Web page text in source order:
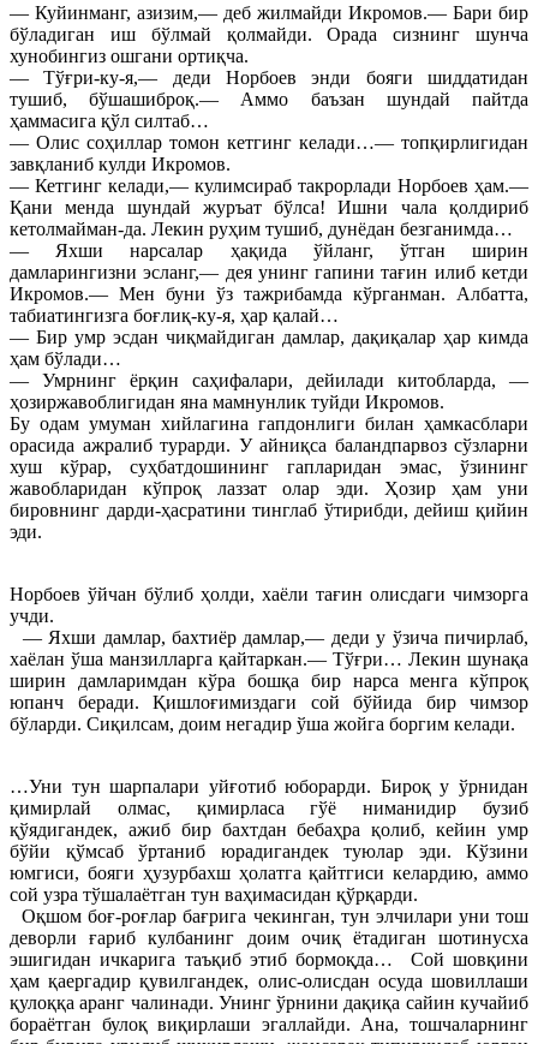
— Куйинманг, азизим,— деб жилмайди Икромов.— Бари бир
бўладиган иш бўлмай қолмайди. Орада сизнинг шунча
хунобингиз ошгани ортиқча.
— Тўғри-ку-я,— деди Норбоев энди бояги шиддатидан
тушиб, бўшашиброқ.— Аммо баъзан шундай пайтда
ҳаммасига қўл силтаб…
— Олис соҳиллар томон кетгинг келади…— топқирлигидан
завқланиб кулди Икромов.
— Кетгинг келади,— кулимсираб такрорлади Норбоев ҳам.—
Қани менда шундай журъат бўлса! Ишни чала қолдириб
кетолмайман-да. Лекин руҳим тушиб, дунёдан безганимда…
— Яхши нарсалар ҳақида ўйланг, ўтган ширин
дамларингизни эсланг,— дея унинг гапини тағин илиб кетди
Икромов.— Мен буни ўз тажрибамда кўрганман. Албатта,
табиатингизга боғлиқ-ку-я, ҳар қалай…
— Бир умр эсдан чиқмайдиган дамлар, дақиқалар ҳар кимда
ҳам бўлади…
— Умрнинг ёрқин саҳифалари, дейилади китобларда, —
ҳозиржавоблигидан яна мамнунлик туйди Икромов.
Бу одам умуман хийлагина гапдонлиги билан ҳамкасблари
орасида ажралиб турарди. У айниқса баландпарвоз сўзларни
хуш кўрар, суҳбатдошининг гапларидан эмас, ўзининг
жавобларидан кўпроқ лаззат олар эди. Ҳозир ҳам уни
бировнинг дарди-ҳасратини тинглаб ўтирибди, дейиш қийин
эди.
Норбоев ўйчан бўлиб ҳолди, хаёли тағин олисдаги чимзорга
учди.
— Яхши дамлар, бахтиёр дамлар,— деди у ўзича пичирлаб,
хаёлан ўша манзилларга қайтаркан.— Тўғри… Лекин шунақа
ширин дамларимдан кўра бошқа бир нарса менга кўпроқ
юпанч беради. Қишлоғимиздаги сой бўйида бир чимзор
бўларди. Сиқилсам, доим негадир ўша жойга боргим келади.
…Уни тун шарпалари уйғотиб юборарди. Бироқ у ўрнидан
қимирлай олмас, қимирласа гўё ниманидир бузиб
қўядигандек, ажиб бир бахтдан бебаҳра қолиб, кейин умр
бўйи қўмсаб ўртаниб юрадигандек туюлар эди. Кўзини
юмгиси, бояги ҳузурбахш ҳолатга қайтгиси келардию, аммо
сой узра тўшалаётган тун ваҳимасидан қўрқарди.
Оқшом боғ-роғлар бағрига чекинган, тун элчилари уни тош
деворли ғариб кулбанинг доим очиқ ётадиган шотинусха
эшигидан ичкарига таъқиб этиб бормоқда… Сой шовқини
ҳам қаергадир қувилгандек, олис-олисдан осуда шовиллаши
қулоққа аранг чалинади. Унинг ўрнини дақиқа сайин кучайиб
бораётган булоқ виқирлаши эгаллайди. Ана, тошчаларнинг